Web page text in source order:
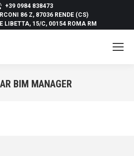
+39 0984 838473
86 Z, 87036 RENDE (CS)
LIBETTA, 15/C, 00154 ROMA RM
BIM MANAGER